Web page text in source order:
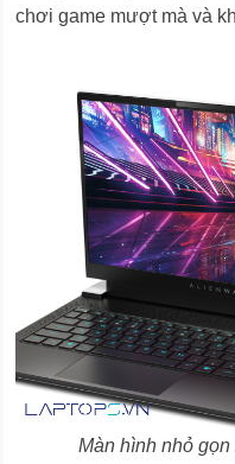
chơi game mượt mà và
Màn hình nhỏ